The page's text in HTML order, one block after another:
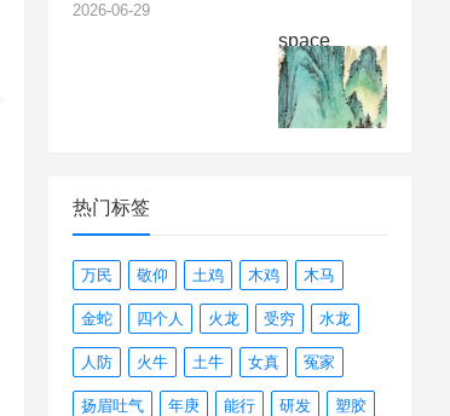
space
2026-06-29
热门标签
万民 敬仰 土鸡 木鸡 木马
金蛇 四个人 火龙 受穷 水龙
人防 火牛 土牛 女真 冤家
扬眉吐气 年庚 能行 研发 塑胶